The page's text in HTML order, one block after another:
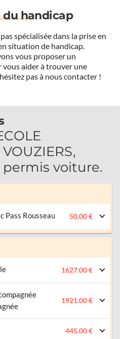
du handicap
spécialisée dans la prise en
situation de handicap.
vous proposer un
aider à trouver une
pas à nous contacter !
permis voiture.
Pass Rousseau 50.00 €
1627.00 €
1921.00 €
445.00 €